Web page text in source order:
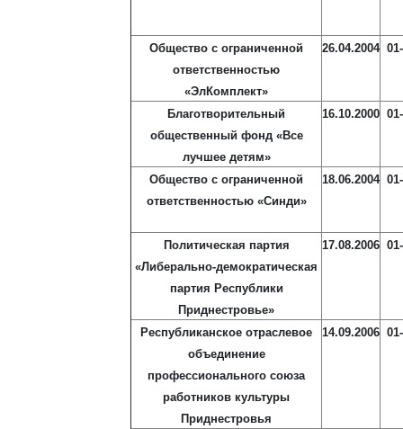
Общество с ограниченной
ответственностью
«ЭлКомплект»
26.04.2004
Благотворительный
общественный фонд «Все
лучшее детям»
16.10.2000
Общество с ограниченной
ответственностью «Синди»
18.06.2004
Политическая партия
«Либерально-демократическая
партия Республики
Приднестровье»
17.08.2006
Республиканское отраслевое
объединение
профессионального союза
работников культуры
Приднестровья
14.09.2006